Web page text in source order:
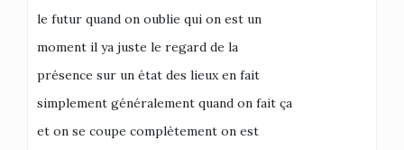
le futur quand on oublie qui on est un
moment il ya juste le regard de la
présence sur un état des lieux en fait
simplement généralement quand on fait ça
et on se coupe complètement on est